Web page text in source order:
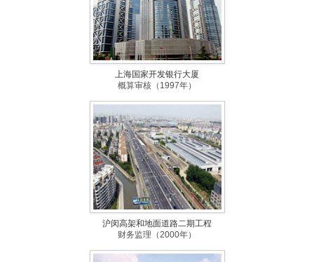
上海国家开发银行大厦
概算审核（1997年）
沪闵高架和地面道路二期工程
财务监理（2000年）